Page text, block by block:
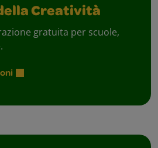
Creatività
gratuita per scuole,